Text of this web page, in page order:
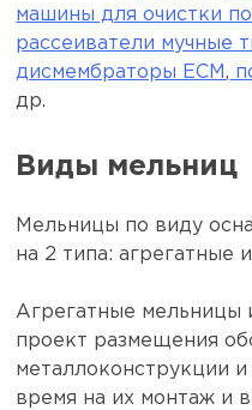
машины для очистки
рассеиватели мучные
дисмембраторы ЕСМ,
др.
Виды мельниц
Мельницы по виду
на 2 типа: агрегатные
Агрегатные мельницы
проект размещения
металлоконструкции
время на их монтаж и